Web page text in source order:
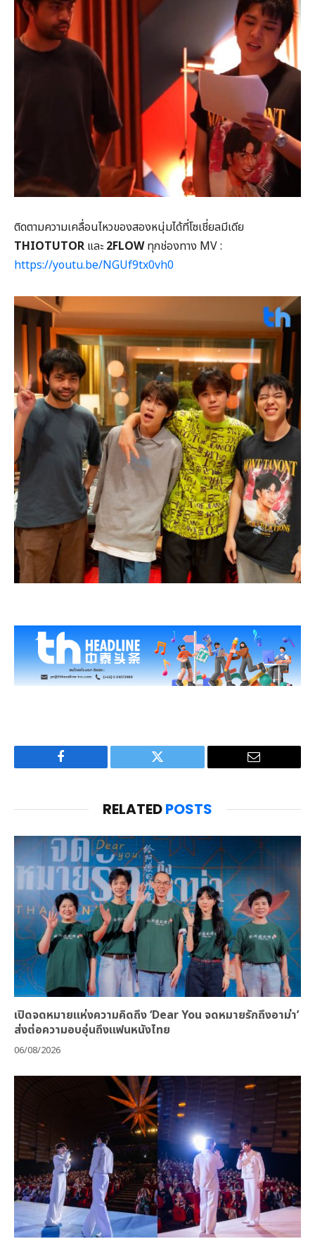
ติดตามความเคลื่อนไหวของสองหนุ่มได้ที่โซเชี่ยลมีเดีย
THIOTUTOR และ2FLOWทุกช่องทาง MV :
https://youtu.be/NGUf9tx0vh0
Facebook Twitter Email
RELATEDPOSTS
เปิดจดหมายแห่งความคิดถึง ‘Dear You จดหมายรักถึงอาม่า’
ส่งต่อความอบอุ่นถึงแฟนหนังไทย
06/08/2026